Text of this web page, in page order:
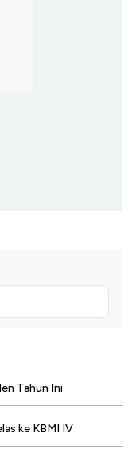
Tahun Ini
ke KBMI IV